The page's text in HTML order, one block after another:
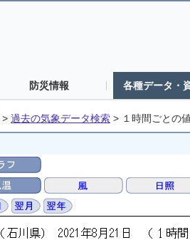
防災情報 各種データ・
> 過去の気象データ検索 > １時間ごとの